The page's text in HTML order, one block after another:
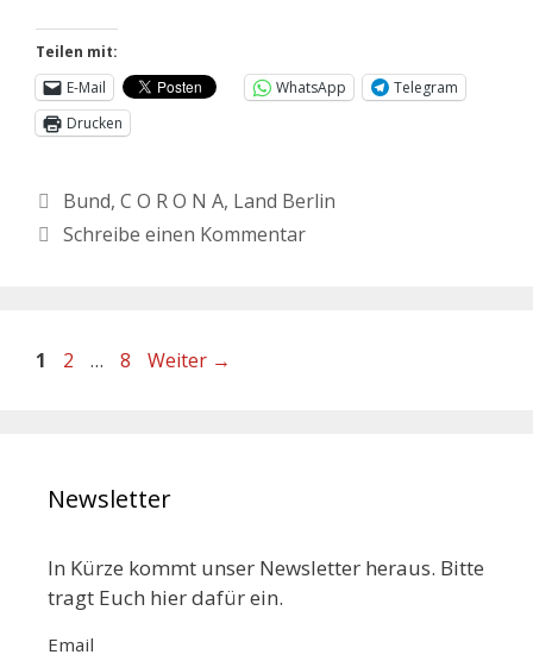
Teilen mit:
E-Mail
WhatsApp
Telegram
Drucken
Bund, C O R O N A, Land Berlin
Schreibe einen Kommentar
1 2 … 8 Weiter →
Newsletter
In Kürze kommt unser Newsletter heraus. Bitte
tragt Euch hier dafür ein.
Email